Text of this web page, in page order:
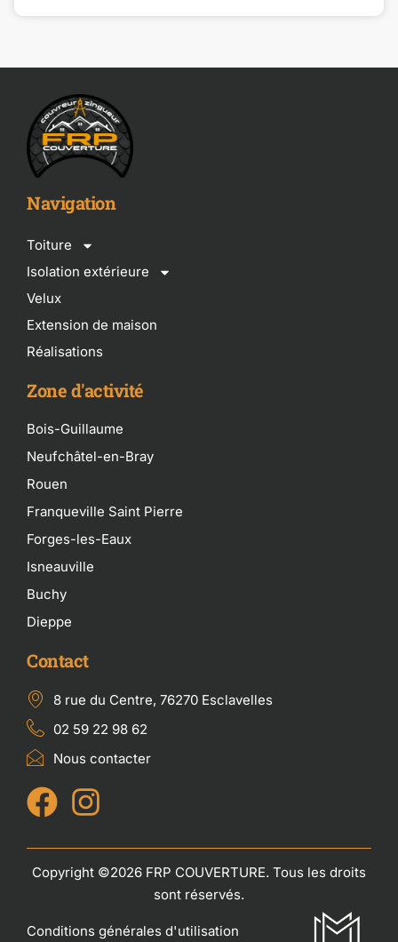
Navigation
Toiture
Isolation extérieure
Velux
Extension de maison
Réalisations
Zone d'activité
Bois-Guillaume
Neufchâtel-en-Bray
Rouen
Franqueville Saint Pierre
Forges-les-Eaux
Isneauville
Buchy
Dieppe
Contact
8 rue du Centre, 76270 Esclavelles
02 59 22 98 62
Nous contacter
Copyright ©2026 FRP COUVERTURE. Tous les droits
sont réservés.
Conditions générales d'utilisation